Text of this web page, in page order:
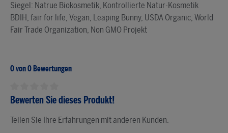
Siegel: Natrue Biokosmetik, Kontrollierte Natur-Kosmetik
BDIH, fair for life, Vegan, Leaping Bunny, USDA Organic, World
Fair Trade Organization, Non GMO Projekt
0 von 0 Bewertungen
Durchschnittliche Bewertung von 0 von 5 Sternen
Bewerten Sie dieses Produkt!
Teilen Sie Ihre Erfahrungen mit anderen Kunden.